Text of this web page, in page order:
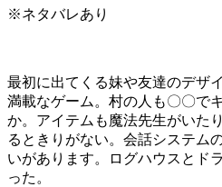
※ネタバレあり
最初に出てくる妹や友達のデザ
満載なゲーム。村の人も〇〇で
か。アイテムも魔法先生がいた
るときりがない。会話システム
いがあります。ログハウスとド
った。